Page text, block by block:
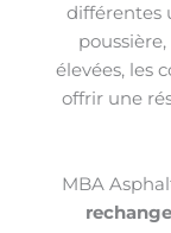
différentes
élevées, les
offrir une
MBA